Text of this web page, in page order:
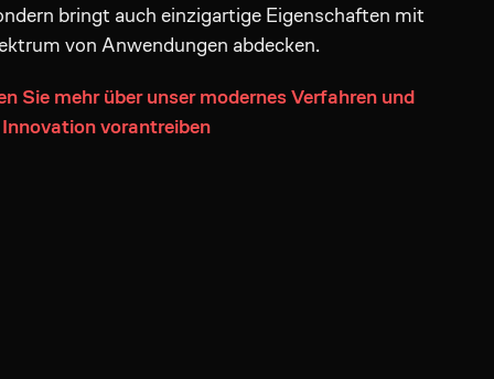
bringt auch einzigartige Eigenschaften mit
von Anwendungen abdecken.
Sie mehr über unser modernes Verfahren und
vorantreiben